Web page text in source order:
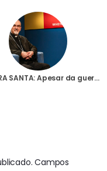
TERRA SANTA: Apesar da guerra, os cristãos vão celebrar o Natal, assegura cardeal Pizzaballa
Campos